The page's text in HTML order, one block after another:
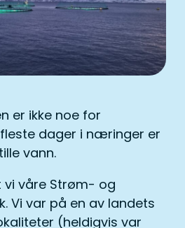
er ikke noe for
dager i næringer er
vann.
vi våre Strøm- og
Vi var på en av landets
(heldigvis var